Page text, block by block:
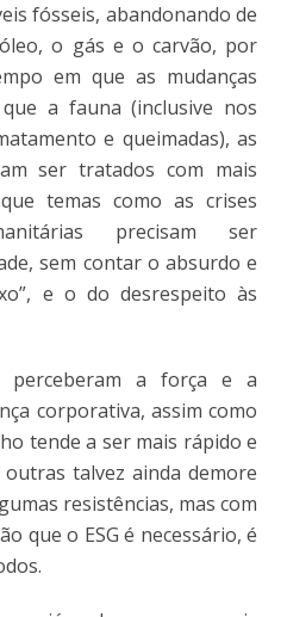
fósseis, abandonando de
o gás e o carvão, por
em que as mudanças
a fauna (inclusive nos
e queimadas), as
ser tratados com mais
temas como as crises
precisam ser
sem contar o absurdo e
e o do desrespeito às
perceberam a força e a
corporativa, assim como
tende a ser mais rápido e
talvez ainda demore
resistências, mas com
que o ESG é necessário, é